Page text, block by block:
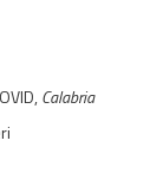
Calabria